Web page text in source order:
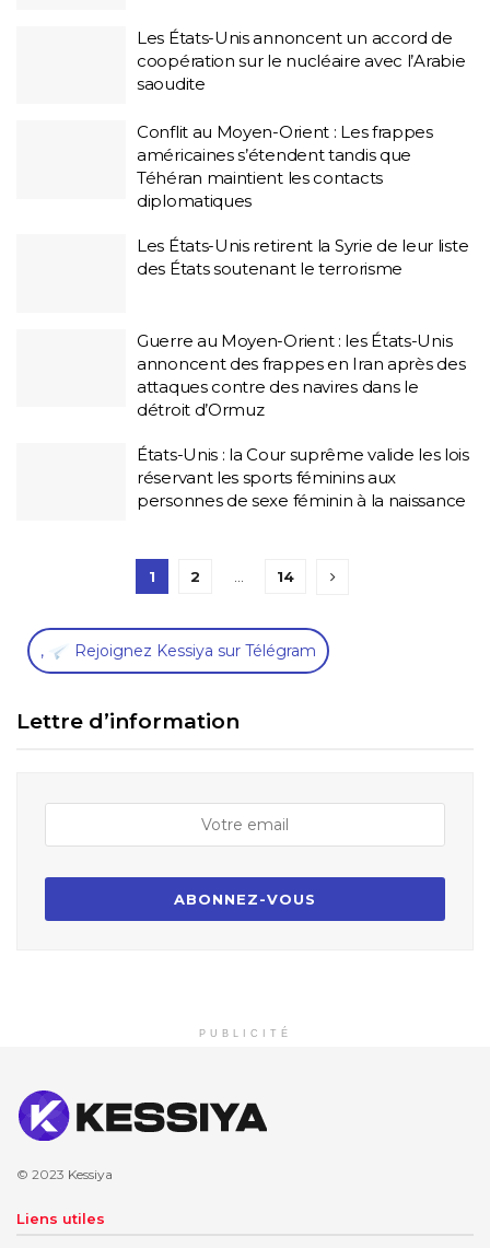
Les États-Unis annoncent un accord de
coopération sur le nucléaire avec l’Arabie
saoudite
Conflit au Moyen-Orient : Les frappes
américaines s’étendent tandis que
Téhéran maintient les contacts
diplomatiques
Les États-Unis retirent la Syrie de leur liste
des États soutenant le terrorisme
Guerre au Moyen-Orient : les États-Unis
annoncent des frappes en Iran après des
attaques contre des navires dans le
détroit d’Ormuz
États-Unis : la Cour suprême valide les lois
réservant les sports féminins aux
personnes de sexe féminin à la naissance
1 2 14
, Rejoignez Kessiya sur Télégram
Lettre d’information
PUBLICITÉ
© 2023 Kessiya
Liens utiles